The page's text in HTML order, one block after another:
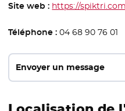
Site web : https://
Téléphone : 04 68 90 76 01
Envoyer un message